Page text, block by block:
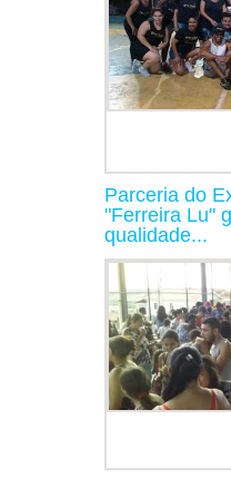
Parceria do
"Ferreira Lu"
qualidade...